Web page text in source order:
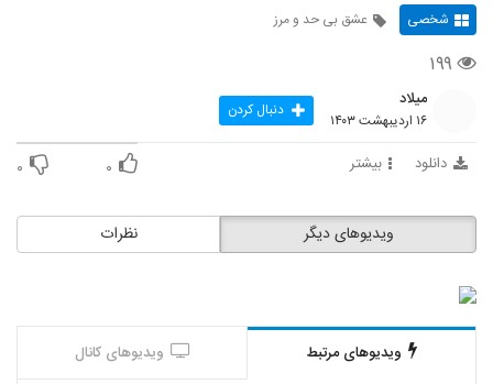
شخصی عشق بی حد و مرز
۱۹۹
میلاد
۱۶ اردیبهشت ۱۴۰۳ دنبال کردن
دانلود بیشتر ۰ ۰
نظرات ویدیوهای دیگر
ویدیوهای مرتبط ویدیوهای کانال